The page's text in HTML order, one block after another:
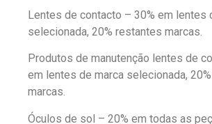
Lentes de contacto – 30% em lentes
selecionada, 20% restantes marcas.
Produtos de manutenção lentes de
em lentes de marca selecionada,
marcas.
Óculos de sol – 20% em todas as